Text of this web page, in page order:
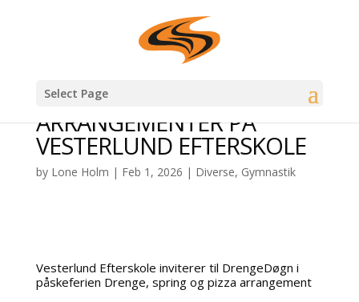
Select Page
ARRANGEMENTER PÅ
VESTERLUND EFTERSKOLE
by Lone Holm | Feb 1, 2026 | Diverse, Gymnastik
Vesterlund Efterskole inviterer til DrengeDøgn i
påskeferien Drenge, spring og pizza arrangement